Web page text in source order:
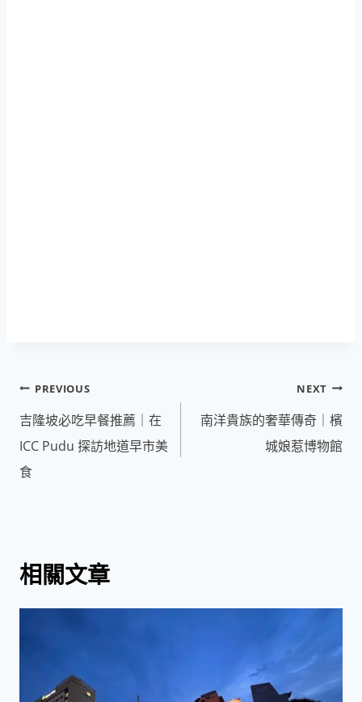
文
章
導
覽
PREVIOUS
吉隆坡必吃早餐推薦｜在
ICC Pudu 探訪地道早市美
食
NEXT
南洋貴族的奢華傳奇｜檳
城娘惹博物館
相關文章